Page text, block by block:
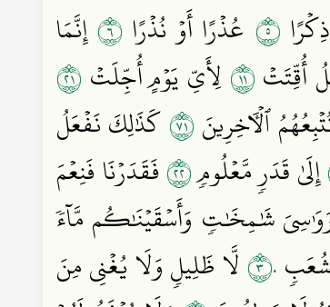
٥ عُذۡرًا أَوۡ نُذۡرًا ٦ إِنَّمَا
أُقِّتَتۡ١١ لِأَيِّ يَوۡمٍ أُجِّلَتۡ ١٢
ٱلۡأٓخِرِينَ١٧كَذَٰلِكَ نَفۡعَلُ
إِلَىٰ قَدَرٖ مَّعۡلُومٖ٢٢فَقَدَرۡنَا فَنِعۡمَ
رَوَٰسِيَ شَٰمِخَٰتٖ وَأَسۡقَيۡنَٰكُم مَّآءٗ
٣٠ لَّا ظَلِيلٖ وَلَا يُغۡنِي مِنَ